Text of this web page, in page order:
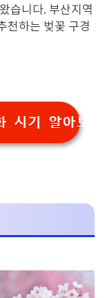
습니다. 부산지역
천하는 벚꽃 구경
기 알아보기